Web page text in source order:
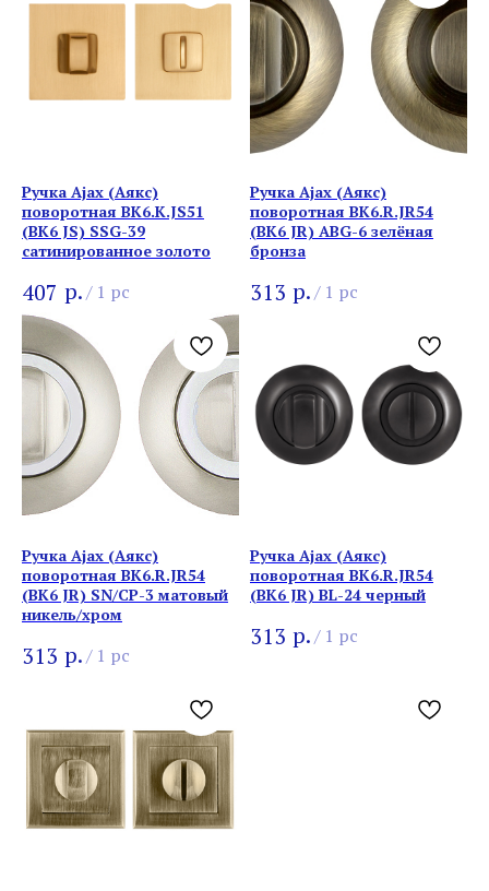
Ручка Ajax (Аякс)
поворотная BK6.K.JS51
(BK6 JS) SSG-39
сатинированное золото
407 р./ 1 pc
Ручка Ajax (Аякс)
поворотная BK6.R.JR54
(BK6 JR) ABG-6 зелёная
бронза
313 р./ 1 pc
Ручка Ajax (Аякс)
поворотная BK6.R.JR54
(BK6 JR) SN/CP-3 матовый
никель/хром
313 р./ 1 pc
Ручка Ajax (Аякс)
поворотная BK6.R.JR54
(BK6 JR) BL-24 черный
313 р./ 1 pc